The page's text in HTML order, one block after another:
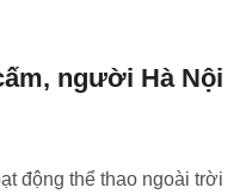
người Hà Nội
động thể thao ngoài trời